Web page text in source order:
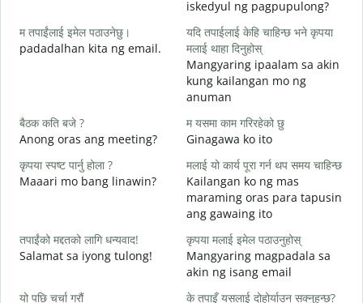
iskedyul ng pagpupulong?
म तपाईंलाई इमेल पठाउनेछु।
padadalhan kita ng email.
यदि तपाईलाई केहि चाहिन्छ भने कृपया
मलाई थाहा दिनुहोस्
Mangyaring ipaalam sa akin
kung kailangan mo ng
anuman
बैठक कति बजे ?
Anong oras ang meeting?
म यसमा काम गरिरहेको छु
Ginagawa ko ito
कृपया स्पष्ट पार्नु होला ?
Maaari mo bang linawin?
मलाई यो कार्य पूरा गर्न थप समय चाहिन्छ
Kailangan ko ng mas
maraming oras para tapusin
ang gawaing ito
तपाईंको मद्दतको लागि धन्यवाद!
Salamat sa iyong tulong!
कृपया मलाई इमेल पठाउनुहोस्
Mangyaring magpadala sa
akin ng isang email
यो पछि चर्चा गरौं
के तपाइँ यसलाई दोहोर्याउन सक्नुहुन्छ?